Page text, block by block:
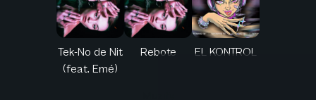
Tek-No de Nit
(feat. Emé)
Rebote EL KONTROL